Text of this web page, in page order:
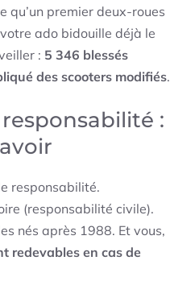
qu’un premier deux-roues
ado bidouille déjà le
: 5 346 blessés
des scooters modifiés.
:
responsabilité.
(responsabilité civile).
nés après 1988. Et vous,
redevables en cas de